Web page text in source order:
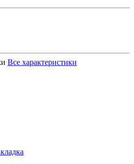
Все характеристики